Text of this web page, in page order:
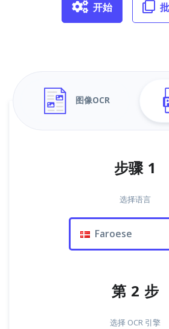
开始
图像OCR
步骤 1
选择语言
Faroese
第 2 步
选择 OCR 引擎